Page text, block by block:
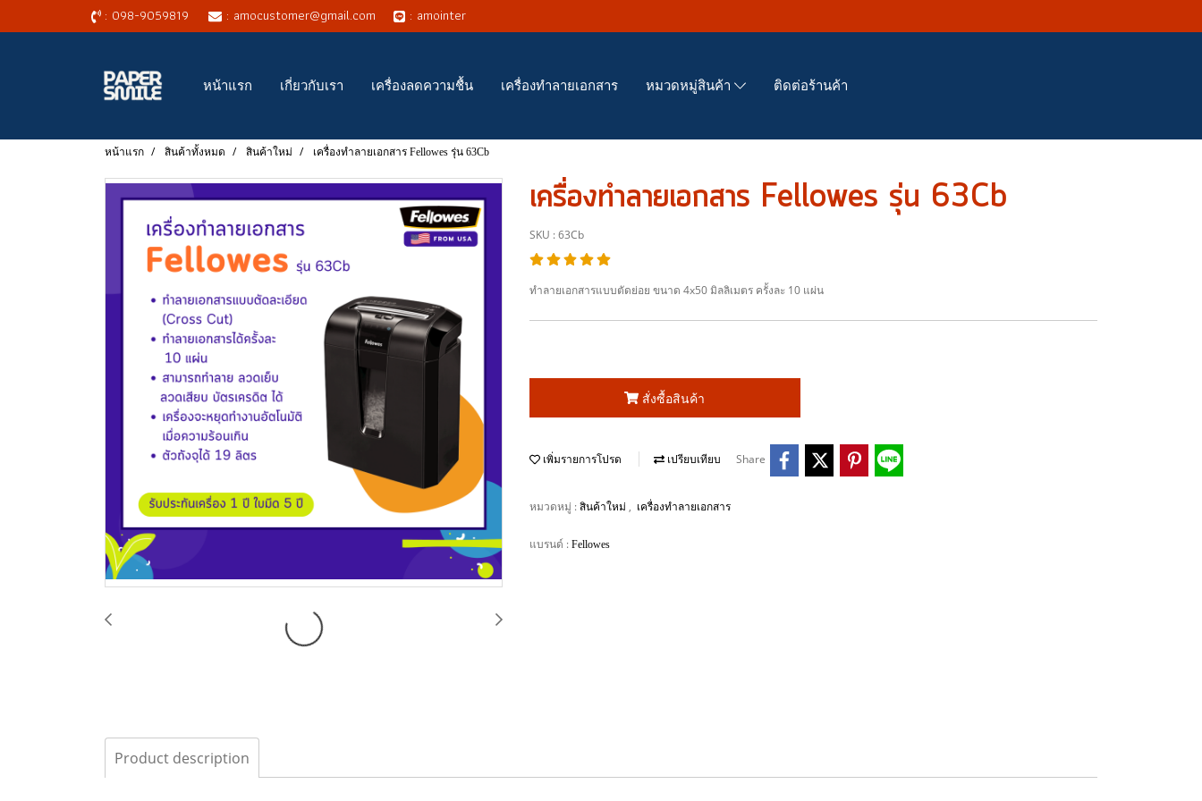
: 098-9059819 : amocustomer@gmail.com : amointer
หน้าแรก เกี่ยวกับเรา เครื่องลดความชื้น เครื่องทำลายเอกสาร หมวดหมู่สินค้า ติดต่อร้านค้า
หน้าแรก สินค้าทั้งหมด สินค้าใหม่ เครื่องทำลายเอกสาร Fellowes รุ่น 63Cb
เครื่องทำลายเอกสาร Fellowes รุ่น 63Cb
SKU : 63Cb
ทำลายเอกสารแบบตัดย่อย ขนาด 4x50 มิลลิเมตร ครั้งละ 10 แผ่น
สั่งซื้อสินค้า
เพิ่มรายการโปรด เปรียบเทียบ Share
หมวดหมู่ : สินค้าใหม่ , เครื่องทำลายเอกสาร
แบรนด์ : Fellowes
Product description